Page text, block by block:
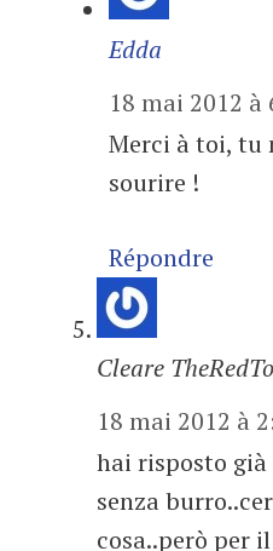
Edda
18 mai 2012 à
Merci à toi, tu
sourire !
Répondre
Cleare
18 mai 2012 à
hai risposto già
senza
cosa..però per